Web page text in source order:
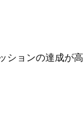
ョンの達成が高